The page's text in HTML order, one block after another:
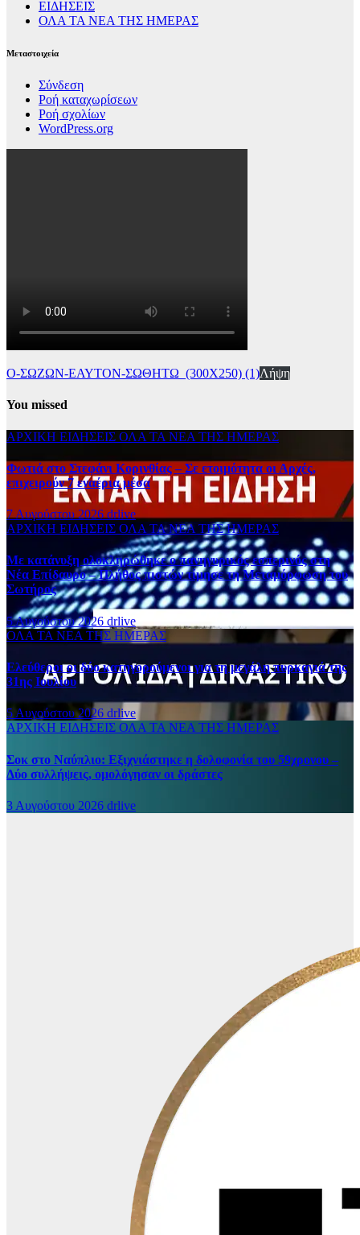
ΕΙΔΗΣΕΙΣ
ΟΛΑ ΤΑ ΝΕΑ ΤΗΣ ΗΜΕΡΑΣ
Μεταστοιχεία
Σύνδεση
Ροή καταχωρίσεων
Ροή σχολίων
WordPress.org
Ο-ΣΩΖΩΝ-ΕΑΥΤΟΝ-ΣΩΘΗΤΩ_(300Χ250) (1)Λήψη
You missed
ΑΡΧΙΚΗ ΕΙΔΗΣΕΙΣ ΟΛΑ ΤΑ ΝΕΑ ΤΗΣ ΗΜΕΡΑΣ
Φωτιά στο Στεφάνι Κορινθίας – Σε ετοιμότητα οι Αρχές,
επιχειρούν 7 εναέρια μέσα
7 Αυγούστου 2026drlive
ΑΡΧΙΚΗ ΕΙΔΗΣΕΙΣ ΟΛΑ ΤΑ ΝΕΑ ΤΗΣ ΗΜΕΡΑΣ
Με κατάνυξη ολοκληρώθηκε ο πανηγυρικός εσπερινός στη
Νέα Επίδαυρο – Πλήθος πιστών τίμησε τη Μεταμόρφωση του
Σωτήρος
5 Αυγούστου 2026 drlive
ΟΛΑ ΤΑ ΝΕΑ ΤΗΣ ΗΜΕΡΑΣ
Ελεύθεροι οι δύο κατηγορούμενοι για τη μεγάλη πυρκαγιά της
31ης Ιουλίου
5 Αυγούστου 2026 drlive
ΑΡΧΙΚΗ ΕΙΔΗΣΕΙΣ ΟΛΑ ΤΑ ΝΕΑ ΤΗΣ ΗΜΕΡΑΣ
Σοκ στο Ναύπλιο: Εξιχνιάστηκε η δολοφονία του 59χρονου –
Δύο συλλήψεις, ομολόγησαν οι δράστες
3 Αυγούστου 2026 drlive